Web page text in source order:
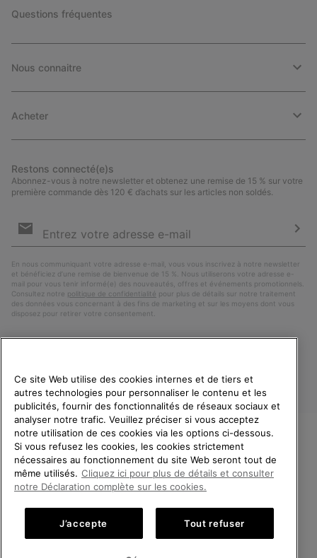
Questions fréquentes
Nous connaitre
Acheter
Restons connecté(e)s
Abonnez-vous à notre newsletter et obtenez une remise de 15 % sur votre
première commande dès 120 € d’achats sur les articles non soldés.
par
En nous communiquant votre adresse e-mail, vous vous inscrivez à notre newsletter
et bénéficiez d’une remise de bienvenue de 15 %. Nous utiliserons votre adresse e-
mail pour vous tenir informé(e) des nouveautés, offres et événements promotionnels.
Consultez notre politique de confidentialité pour plus de détails sur notre traitement
des données vous concernant à des fins de marketing et sur les moyens dont vous
disposez pour retirer votre consentement.
France
©2026 SOREL. Tous droits réservés.
Conditions Générales de Vente Garanties Légales
Impressum Public CBCR
BIENVENUE CHEZ SOREL.
VEUILLEZ SÉLECTIONNER
VOTRE PAYS DE LIVRAISON.
Achats en ligne disponibles
Ce site Web utilise des cookies internes et de tiers et
autres technologies pour personnaliser le contenu et les
publicités, fournir des fonctionnalités de réseaux sociaux et
analyser notre trafic. Veuillez préciser si vous acceptez
notre utilisation de ces cookies via les options ci-dessous.
Si vous refusez les cookies, les cookies strictement
nécessaires au fonctionnement du site Web seront tout de
même utilisés. Cliquez ici pour plus de détails et consulter
notre Déclaration complète sur les cookies.
J’accepte Tout refuser